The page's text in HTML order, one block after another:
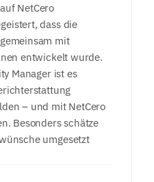
NetCero
dass die
mit
entwickelt wurde.
Manager ist es
– und mit NetCero
Besonders schätze
umgesetzt